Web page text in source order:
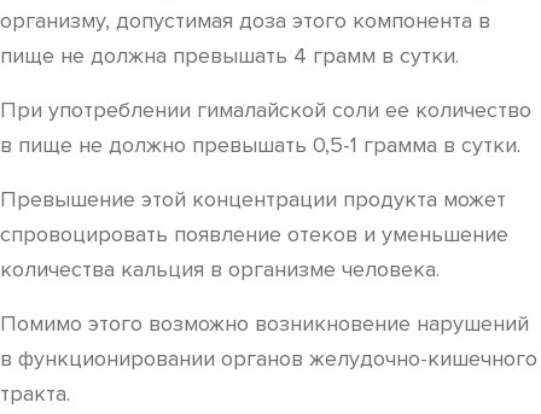
организму, допустимая доза этого компонента в
пище не должна превышать 4 грамм в сутки.
При употреблении гималайской соли ее количество
в пище не должно превышать 0,5-1 грамма в сутки.
Превышение этой концентрации продукта может
спровоцировать появление отеков и уменьшение
количества кальция в организме человека.
Помимо этого возможно возникновение нарушений
в функционировании органов желудочно-кишечного
тракта.